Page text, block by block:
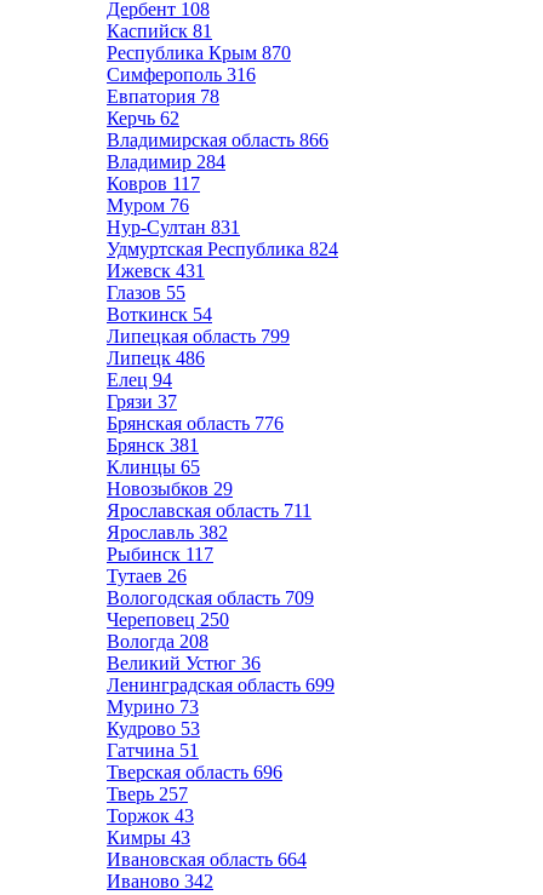
Дербент 108
Каспийск 81
Республика Крым 870
Симферополь 316
Евпатория 78
Керчь 62
Владимирская область 866
Владимир 284
Ковров 117
Муром 76
Нур-Султан 831
Удмуртская Республика 824
Ижевск 431
Глазов 55
Воткинск 54
Липецкая область 799
Липецк 486
Елец 94
Грязи 37
Брянская область 776
Брянск 381
Клинцы 65
Новозыбков 29
Ярославская область 711
Ярославль 382
Рыбинск 117
Тутаев 26
Вологодская область 709
Череповец 250
Вологда 208
Великий Устюг 36
Ленинградская область 699
Мурино 73
Кудрово 53
Гатчина 51
Тверская область 696
Тверь 257
Торжок 43
Кимры 43
Ивановская область 664
Иваново 342